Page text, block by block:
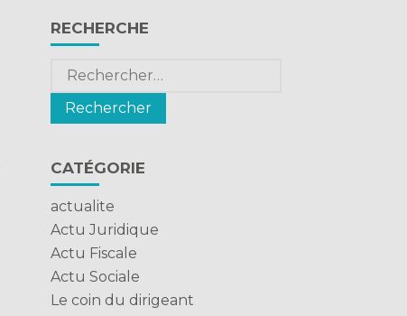
Blog
sidebar
RECHERCHE
Rechercher :
CATÉGORIE
actualite
Actu Juridique
Actu Fiscale
Actu Sociale
Le coin du dirigeant